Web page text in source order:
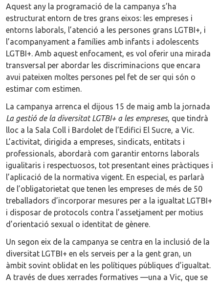
Aquest any la programació de la campanya s’ha
estructurat entorn de tres grans eixos: les empreses i
entorns laborals, l’atenció a les persones grans LGTBI+, i
l’acompanyament a famílies amb infants i adolescents
LGTBI+. Amb aquest enfocament, es vol oferir una mirada
transversal per abordar les discriminacions que encara
avui pateixen moltes persones pel fet de ser qui són o
estimar com estimen.
La campanya arrenca el dijous 15 de maig amb la jornada
La gestió de la diversitat LGTBI+ a les empreses, que tindrà
lloc a la Sala Coll i Bardolet de l’Edifici El Sucre, a Vic.
L’activitat, dirigida a empreses, sindicats, entitats i
professionals, abordarà com garantir entorns laborals
igualitaris i respectuosos, tot presentant eines pràctiques i
l’aplicació de la normativa vigent. En especial, es parlarà
de l’obligatorietat que tenen les empreses de més de 50
treballadors d’incorporar mesures per a la igualtat LGTBI+
i disposar de protocols contra l’assetjament per motius
d’orientació sexual o identitat de gènere.
Un segon eix de la campanya se centra en la inclusió de la
diversitat LGTBI+ en els serveis per a la gent gran, un
àmbit sovint oblidat en les polítiques públiques d’igualtat.
A través de dues xerrades formatives —una a Vic, que se